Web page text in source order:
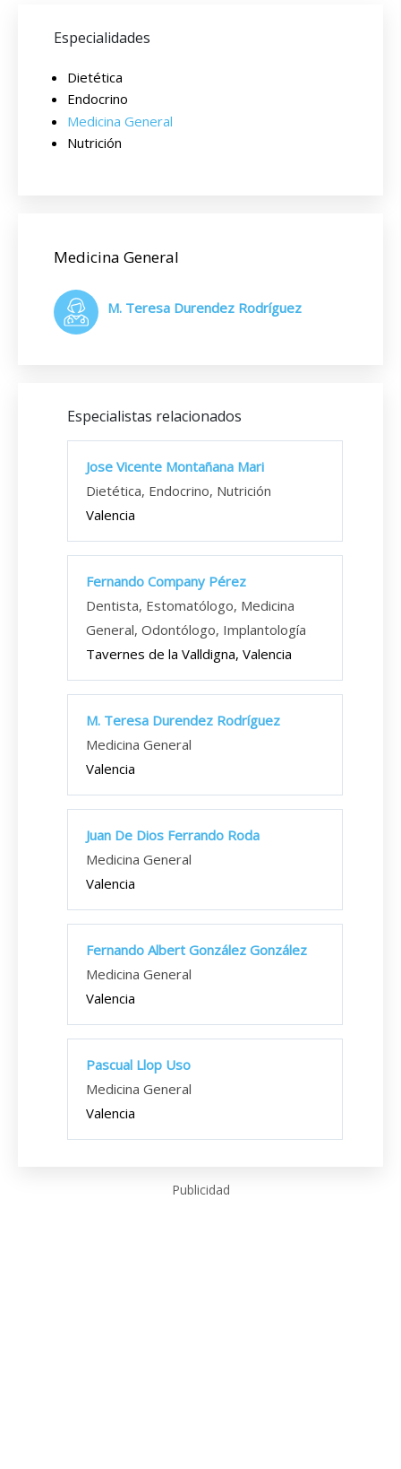
Especialidades
Dietética
Endocrino
Medicina General
Nutrición
Medicina General
M. Teresa Durendez Rodríguez
Especialistas relacionados
Jose Vicente Montañana Mari
Dietética, Endocrino, Nutrición
Valencia
Fernando Company Pérez
Dentista, Estomatólogo, Medicina
General, Odontólogo, Implantología
Tavernes de la Valldigna, Valencia
M. Teresa Durendez Rodríguez
Medicina General
Valencia
Juan De Dios Ferrando Roda
Medicina General
Valencia
Fernando Albert González González
Medicina General
Valencia
Pascual Llop Uso
Medicina General
Valencia
Publicidad